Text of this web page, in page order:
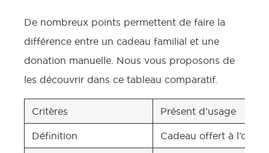
De nombreux points permettent de faire la
différence entre un cadeau familial et une
donation manuelle. Nous vous proposons de
les découvrir dans ce tableau comparatif.
Critères Présent d’usage
Définition Cadeau offert à